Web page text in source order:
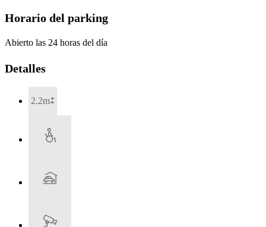
Horario del parking
Abierto las 24 horas del día
Detalles
2.2m